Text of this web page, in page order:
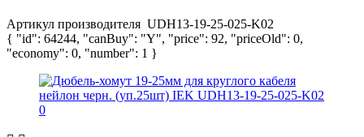
Артикул производителя UDH13-19-25-025-K02
{ "id": 64244, "canBuy": "Y", "price": 92, "priceOld": 0,
"economy": 0, "number": 1 }